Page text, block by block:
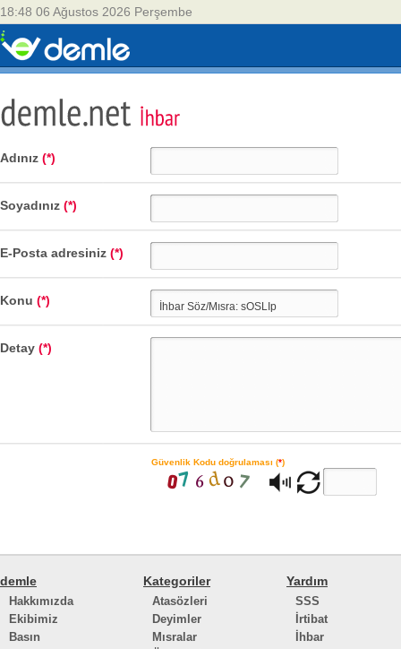
18:48 06 Ağustos 2026 Perşembe
Adınız (*)
Soyadınız (*)
E-Posta adresiniz (*)
Konu (*)
Detay (*)
Güvenlik Kodu doğrulaması (*)
demle
Hakkımızda
Ekibimiz
Basın
Kategoriler
Atasözleri
Deyimler
Mısralar
Yardım
SSS
İrtibat
İhbar